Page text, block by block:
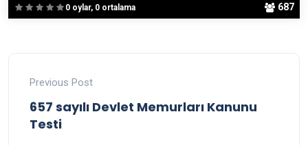
0 oylar, 0 ortalama 687
Previous Post
657 sayılı Devlet Memurları Kanunu
Testi